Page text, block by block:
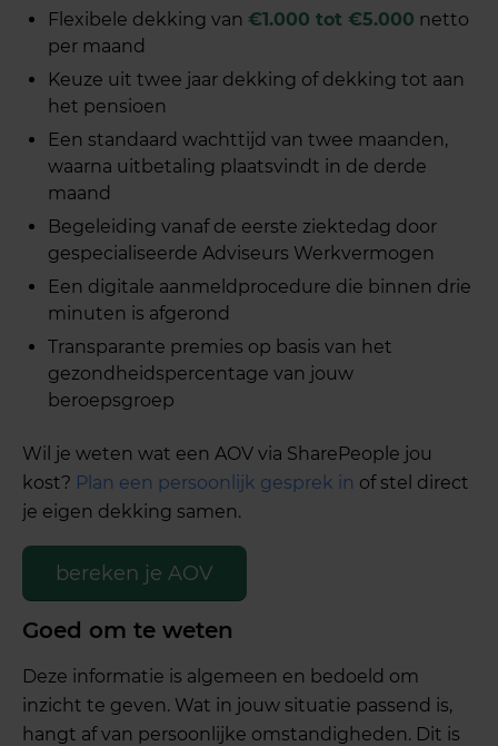
Flexibele dekking van€1.000 tot €5.000 netto
per maand
Keuze uit twee jaar dekking of dekking tot aan
het pensioen
Een standaard wachttijd van twee maanden,
waarna uitbetaling plaatsvindt in de derde
maand
Begeleiding vanaf de eerste ziektedag door
gespecialiseerde Adviseurs Werkvermogen
Een digitale aanmeldprocedure die binnen drie
minuten is afgerond
Transparante premies op basis van het
gezondheidspercentage van jouw
beroepsgroep
Wil je weten wat een AOV via SharePeople jou
kost? Plan een persoonlijk gesprek in of stel direct
je eigen dekking samen.
bereken je AOV
Goed om te weten
Deze informatie is algemeen en bedoeld om
inzicht te geven. Wat in jouw situatie passend is,
hangt af van persoonlijke omstandigheden. Dit is